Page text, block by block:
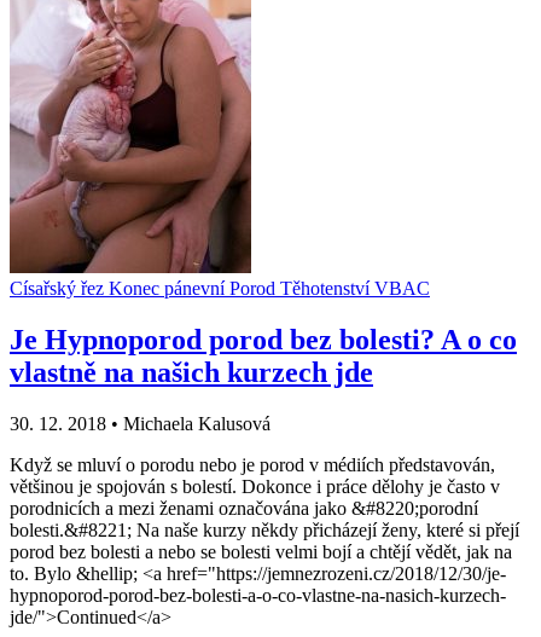
Císařský řez Konec pánevníPorod TěhotenstvíVBAC
Je Hypnoporod porod bez bolesti? A o co
vlastně na našich kurzech jde
30. 12. 2018 • Michaela Kalusová
Když se mluví o porodu nebo je porod v médiích představován,
většinou je spojován s bolestí. Dokonce i práce dělohy je často v
porodnicích a mezi ženami označována jako &#8220;porodní
bolesti.&#8221; Na naše kurzy někdy přicházejí ženy, které si přejí
porod bez bolesti a nebo se bolesti velmi bojí a chtějí vědět, jak na
to. Bylo &hellip; <a href="https://jemnezrozeni.cz/2018/12/30/je-
hypnoporod-porod-bez-bolesti-a-o-co-vlastne-na-nasich-kurzech-
jde/">Continued</a>